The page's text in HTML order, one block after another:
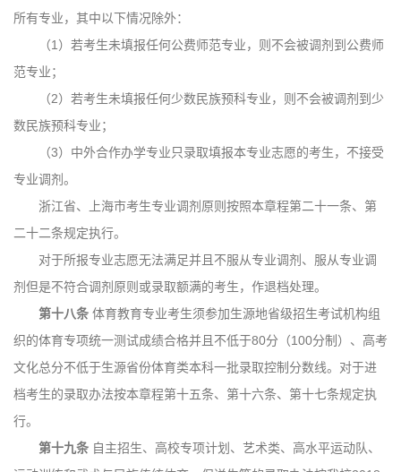
所有专业，其中以下情况除外：
（1）若考生未填报任何公费师范专业，则不会被调剂到公费师
范专业；
（2）若考生未填报任何少数民族预科专业，则不会被调剂到少
数民族预科专业；
（3）中外合作办学专业只录取填报本专业志愿的考生，不接受
专业调剂。
浙江省、上海市考生专业调剂原则按照本章程第二十一条、第
二十二条规定执行。
对于所报专业志愿无法满足并且不服从专业调剂、服从专业调
剂但是不符合调剂原则或录取额满的考生，作退档处理。
第十八条 体育教育专业考生须参加生源地省级招生考试机构组
织的体育专项统一测试成绩合格并且不低于80分（100分制）、高考
文化总分不低于生源省份体育类本科一批录取控制分数线。对于进
档考生的录取办法按本章程第十五条、第十六条、第十七条规定执
行。
第十九条 自主招生、高校专项计划、艺术类、高水平运动队、